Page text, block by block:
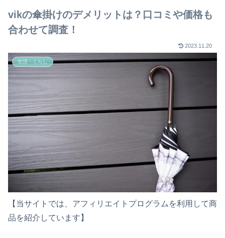
vikの傘掛けのデメリットは？口コミや価格も
合わせて調査！
2023.11.20
生活・くらし
【当サイトでは、アフィリエイトプログラムを利用して商
品を紹介しています】